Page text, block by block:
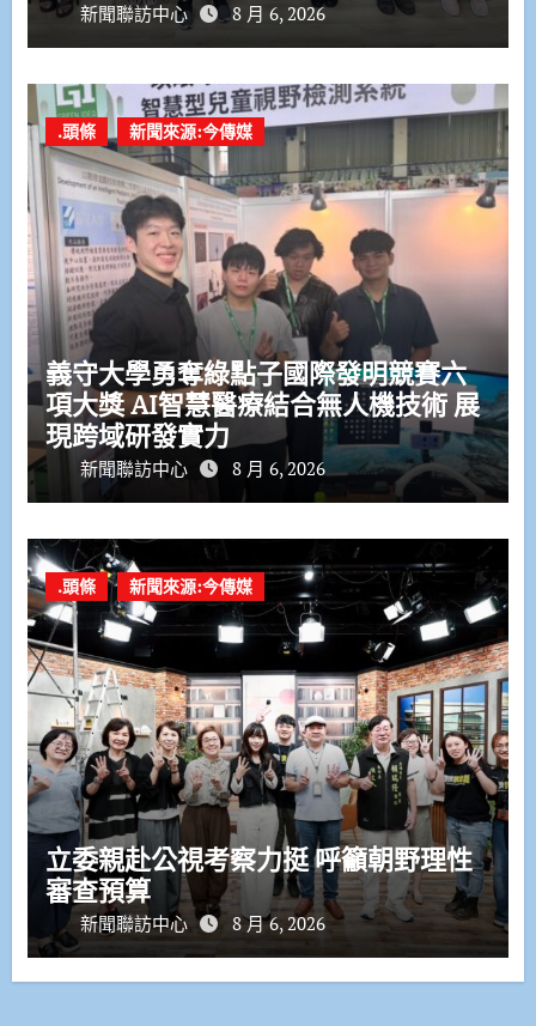
新聞聯訪中心 8 月 6, 2026
.頭條 新聞來源:今傳媒
義守大學勇奪綠點子國際發明競賽六
項大獎 AI智慧醫療結合無人機技術 展
現跨域研發實力
新聞聯訪中心 8 月 6, 2026
.頭條 新聞來源:今傳媒
立委親赴公視考察力挺 呼籲朝野理性
審查預算
新聞聯訪中心 8 月 6, 2026